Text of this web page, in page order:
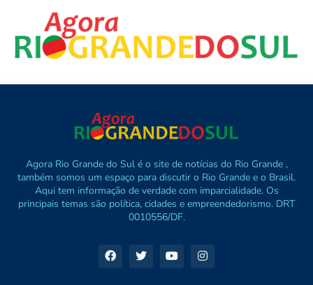
Agora Rio Grande do Sul é o site de notícias do Rio Grande ,
também somos um espaço para discutir o Rio Grande e o Brasil.
Aqui tem informação de verdade com imparcialidade. Os
principais temas são política, cidades e empreendedorismo. DRT
0010556/DF.